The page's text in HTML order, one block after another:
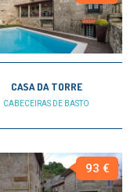
CASA DA TORRE
CABECEIRAS DE BASTO
93 €